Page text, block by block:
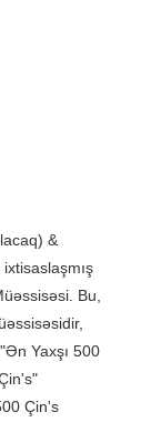
&
Bu,
Yaxşı 500
Çin's